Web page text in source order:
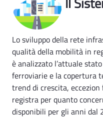
Lo sviluppo della rete
qualità della mobilità in
è analizzato l’attuale
ferroviarie e la copertura
trend di crescita,
registra per quanto
disponibili per gli anni dal